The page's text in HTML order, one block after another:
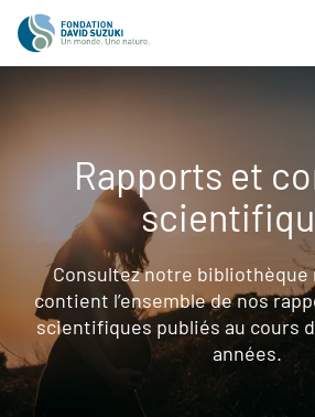
Rapports et
Consultez notre bibliothèque
contient l’ensemble de nos
scientifiques publiés au cours
années.